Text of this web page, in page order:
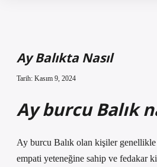
Ay Balıkta Nasıl
Tarih: Kasım 9, 2024
Ay burcu Balık
Ay burcu Balık olan kişiler
empati yeteneğine sahip ve fedakar